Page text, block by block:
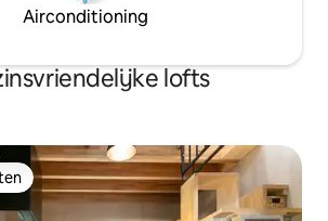
Airconditioning
lofts